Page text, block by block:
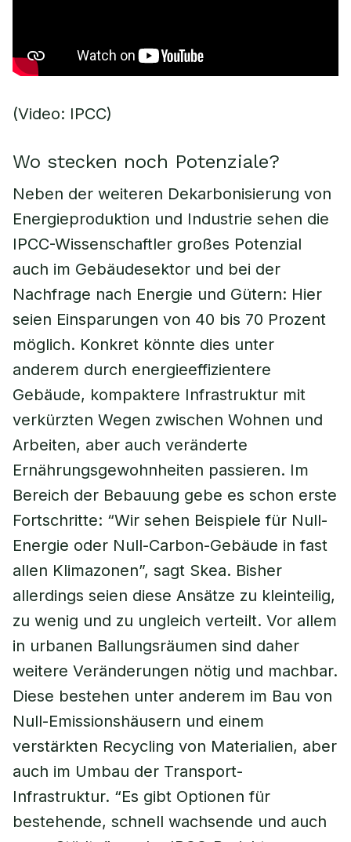
(Video: IPCC)
Wo stecken noch Potenziale?
Neben der weiteren Dekarbonisierung von
Energieproduktion und Industrie sehen die
IPCC-Wissenschaftler großes Potenzial
auch im Gebäudesektor und bei der
Nachfrage nach Energie und Gütern: Hier
seien Einsparungen von 40 bis 70 Prozent
möglich. Konkret könnte dies unter
anderem durch energieeffizientere
Gebäude, kompaktere Infrastruktur mit
verkürzten Wegen zwischen Wohnen und
Arbeiten, aber auch veränderte
Ernährungsgewohnheiten passieren. Im
Bereich der Bebauung gebe es schon erste
Fortschritte: “Wir sehen Beispiele für Null-
Energie oder Null-Carbon-Gebäude in fast
allen Klimazonen”, sagt Skea. Bisher
allerdings seien diese Ansätze zu kleinteilig,
zu wenig und zu ungleich verteilt. Vor allem
in urbanen Ballungsräumen sind daher
weitere Veränderungen nötig und machbar.
Diese bestehen unter anderem im Bau von
Null-Emissionshäusern und einem
verstärkten Recycling von Materialien, aber
auch im Umbau der Transport-
Infrastruktur. “Es gibt Optionen für
bestehende, schnell wachsende und auch